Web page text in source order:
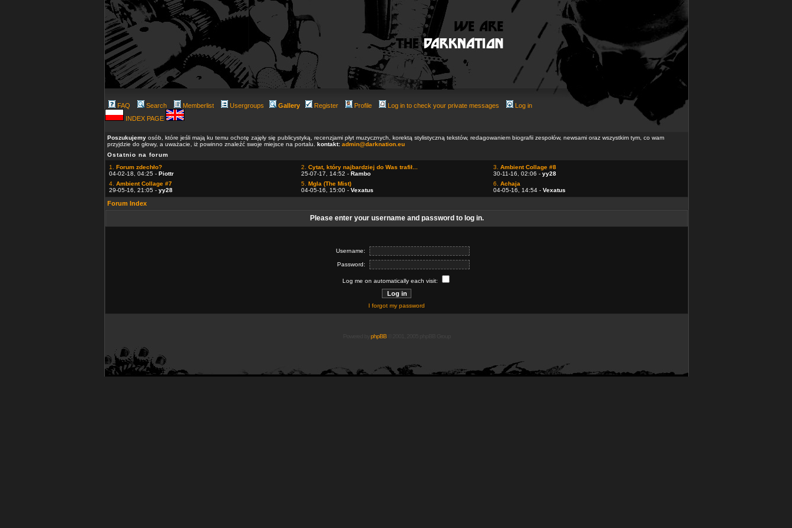
FAQ Search Memberlist Usergroups Gallery Register Profile Log in to check your private messages
Log in
INDEX PAGE
Poszukujemy osób, które jeśli mają ku temu ochotę zajęły się publicystyką, recenzjami płyt muzycznych, korektą stylistyczną tekstów, redagowaniem biografii zespołów, newsami oraz wszystkim tym, co wam
przyjdzie do głowy, a uważacie, iż powinno znaleźć swoje miejsce na portalu. kontakt: admin@darknation.eu
Ostatnio na forum
1. Forum zdechło?
04-02-18, 04:25 - Piottr
2. Cytat, który najbardziej do Was trafił...
25-07-17, 14:52 - Rambo
3. Ambient Collage #8
30-11-16, 02:06 - yy28
4. Ambient Collage #7
29-05-16, 21:05 - yy28
5. Mgla (The Mist)
04-05-16, 15:00 - Vexatus
6. Achaja
04-05-16, 14:54 - Vexatus
Forum Index
Please enter your username and password to log in.
Username:
Password:
Log me on automatically each visit:
I forgot my password
phpBB© 2001, 2005 phpBB Group